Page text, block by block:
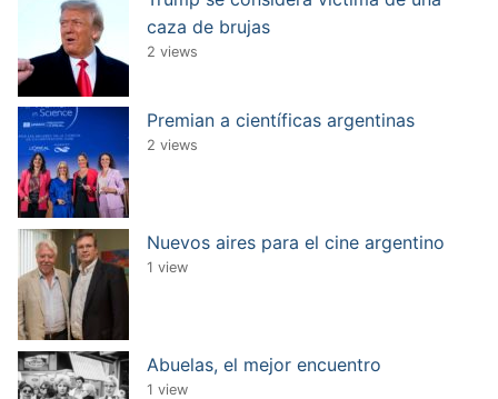
caza de brujas
2 views
Premian a científicas argentinas
2 views
Nuevos aires para el cine argentino
1 view
Abuelas, el mejor encuentro
1 view